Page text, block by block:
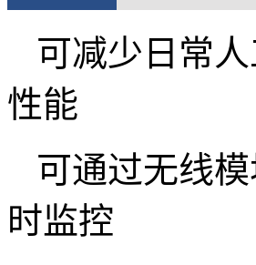
可减少日常
性能
可通过无线
时监控